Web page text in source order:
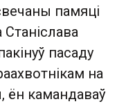
памяці
Станіслава
пасаду
на
ён камандаваў